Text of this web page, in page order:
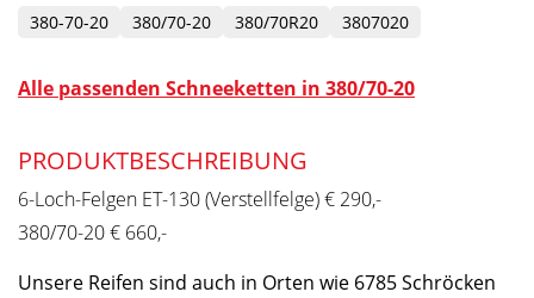
380-70-20 380/70-20 380/70R20 3807020
Alle passenden Schneeketten in 380/70-20
PRODUKTBESCHREIBUNG
6-Loch-Felgen ET-130 (Verstellfelge) € 290,-
380/70-20 € 660,-
Unsere Reifen sind auch in Orten wie 6785 Schröcken